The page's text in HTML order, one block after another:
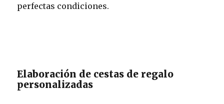
perfectas condiciones.
Elaboración de cestas de regalo
personalizadas